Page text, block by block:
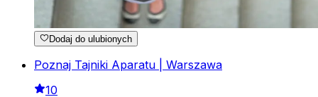
Dodaj do ulubionych
Poznaj Tajniki Aparatu | Warszawa
10